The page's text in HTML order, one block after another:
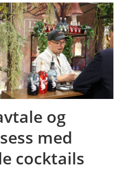
og
med
cocktails